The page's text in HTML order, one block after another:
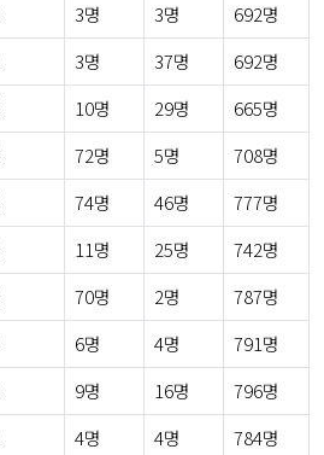
3명 3명
692명
3명 37명
692명
10명 29명
665명
72명 5명
708명
74명 46명
777명
11명 25명
742명
70명 2명
787명
6명 4명
791명
9명 16명
796명
4명 4명
784명